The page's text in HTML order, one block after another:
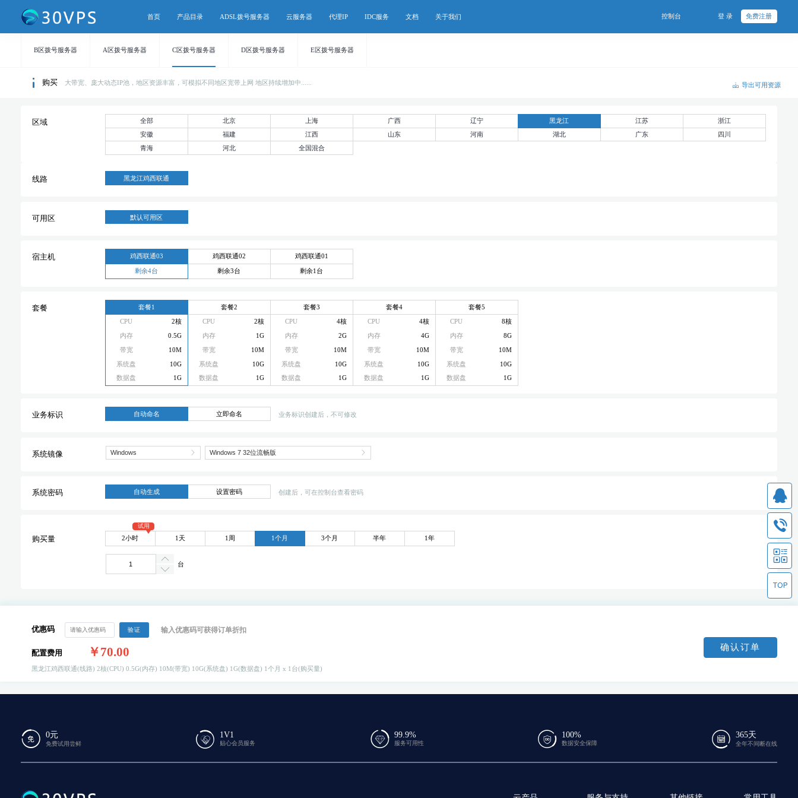
首页 产品目录 ADSL拨号服务器 云服务器 代理IP IDC服务 文档 关于我们 控制台 登 录 免费注册
B区拨号服务器 A区拨号服务器 C区拨号服务器 D区拨号服务器 E区拨号服务器
购买 大带宽、庞大动态IP池，地区资源丰富，可模拟不同地区宽带上网 地区持续增加中...... 导出可用资源
区域 全部 北京 上海 广西 辽宁 黑龙江 江苏
浙江
安徽
福建 江西 山东 河南 湖北 广东
四川
青海
河北 全国混合
线路 黑龙江鸡西联通
可用区 默认可用区
宿主机 鸡西联通03
剩余4台
鸡西联通02
剩余3台
鸡西联通01
剩余1台
套餐 套餐1
CPU
2核
内存
0.5G
带宽
10M
系统盘
10G
数据盘
1G
套餐2
CPU
2核
内存
1G
带宽
10M
系统盘
10G
数据盘
1G
套餐3
CPU
4核
内存
2G
带宽
10M
系统盘
10G
数据盘
1G
套餐4
CPU
4核
内存
4G
带宽
10M
系统盘
10G
数据盘
1G
套餐5
CPU
8核
内存
8G
带宽
10M
系统盘
10G
数据盘
1G
业务标识 自动命名 立即命名 业务标识创建后，不可修改
系统镜像
系统密码 自动生成 设置密码 创建后，可在控制台查看密码
购买量 2小时
试用
1天 1周 1个月 3个月 半年 1年
台
优惠码 验证 输入优惠码可获得订单折扣
配置费用 ￥70.00
黑龙江鸡西联通(线路) 2核(CPU) 0.5G(内存) 10M(带宽) 10G(系统盘) 1G(数据盘) 1个月 x 1台(购买量)
确认订单
0元
免费试用尝鲜
1V1
贴心会员服务
99.9%
服务可用性
100%
数据安全保障
365天
全年不间断在线